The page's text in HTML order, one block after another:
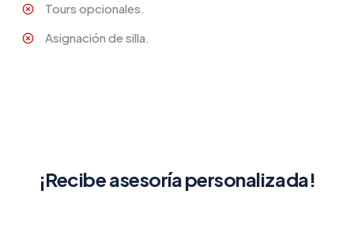
Tours opcionales.
Asignación de silla.
¡Recibe asesoría personalizada!